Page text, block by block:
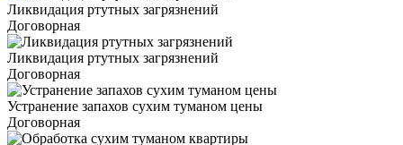
Ликвидация ртутных загрязнений
Договорная
Ликвидация ртутных загрязнений
Договорная
Устранение запахов сухим туманом цены
Договорная